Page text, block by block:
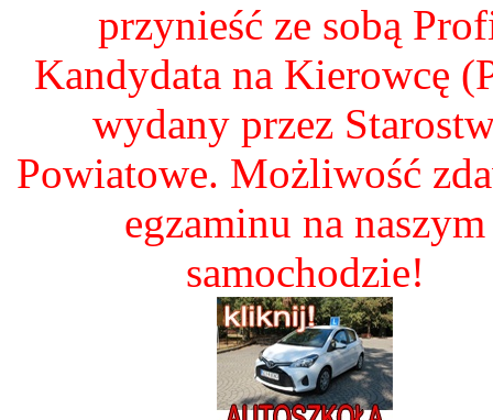
przynieść ze sobą
Kandydata na Kierowcę
wydany przez
Powiatowe. Możliwość
egzaminu na naszym
samochodzie!